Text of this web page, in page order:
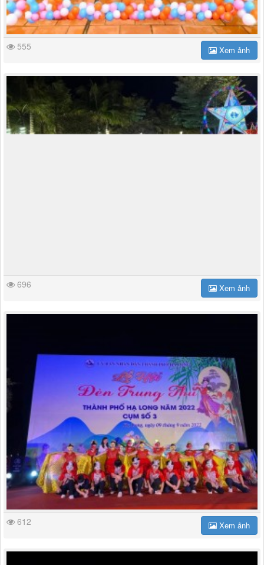
555 Xem ảnh
696 Xem ảnh
612 Xem ảnh